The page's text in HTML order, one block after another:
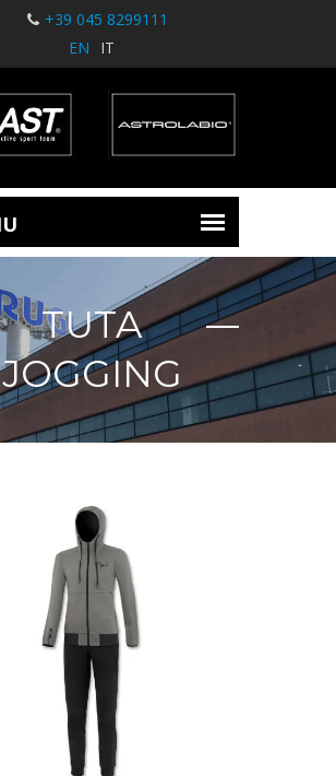
+39 045 8299111
EN
IT
TUTA
JOGGING